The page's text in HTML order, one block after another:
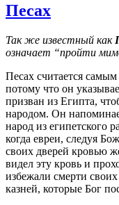
Песах
Так же известный как
означает “пройти
Песах считается
потому что он
призван из Египта,
народом. Он
народ из египетского
когда евреи, следуя
своих дверей кровью
видел эту кровь и
избежали смерти
казней, которые Бог